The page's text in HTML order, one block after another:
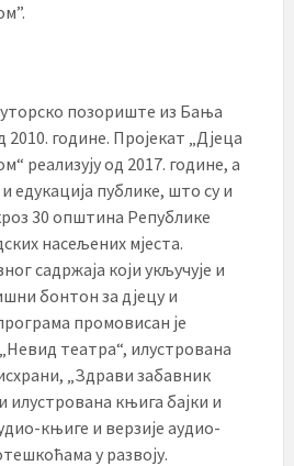
позориште из Бања
2010. године. Пројекат „Дјеца
реализују од 2017. године, а
едукација публике, што су и
30 општина Републике
насељених мјеста.
садржаја који укључује и
бонтон за дјецу и
промовисан је
театра“, илустрована
„Здрави забавник
илустрована књига бајки и
књиге и верзије аудио-
у развоју.